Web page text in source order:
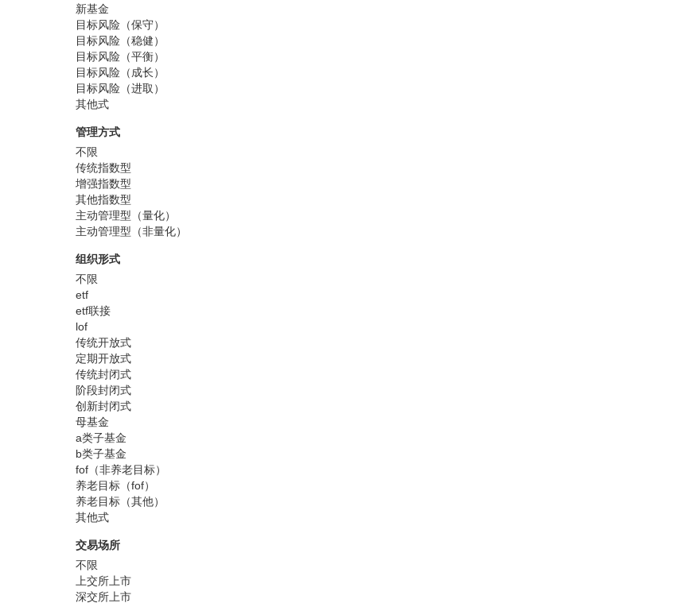
新基金
目标风险（保守）
目标风险（稳健）
目标风险（平衡）
目标风险（成长）
目标风险（进取）
其他式
管理方式
不限
传统指数型
增强指数型
其他指数型
主动管理型（量化）
主动管理型（非量化）
组织形式
不限
etf
etf联接
lof
传统开放式
定期开放式
传统封闭式
阶段封闭式
创新封闭式
母基金
a类子基金
b类子基金
fof（非养老目标）
养老目标（fof）
养老目标（其他）
其他式
交易场所
不限
上交所上市
深交所上市